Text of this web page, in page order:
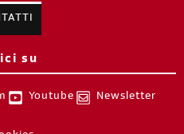
su
Youtube Newsletter